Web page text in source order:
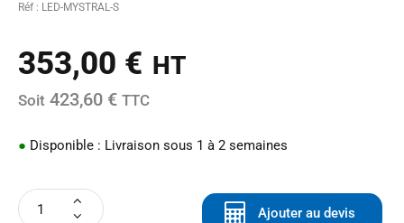
Réf : LED-MYSTRAL-S
353,00 € HT
Soit 423,60 € TTC
● Disponible : Livraison sous 1 à 2 semaines
Ajouter au devis